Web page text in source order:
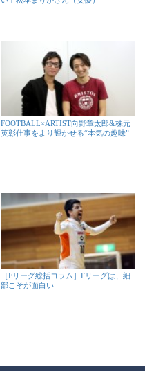
FOOTBALL×ARTIST向野章太郎&株元
英彰仕事をより輝かせる“本気の趣味”
［Fリーグ総括コラム］Fリーグは、細
部こそが面白い